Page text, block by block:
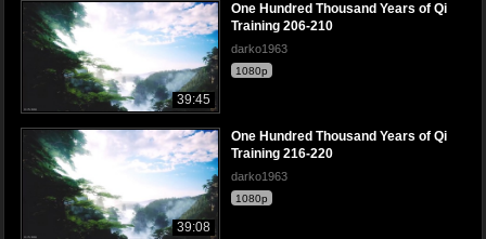
39:45
One Hundred Thousand Years of Qi
Training 206-210
darko1963
1080p
39:08
One Hundred Thousand Years of Qi
Training 216-220
darko1963
1080p